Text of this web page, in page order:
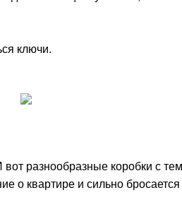
ключи.
разнообразные коробки с
о квартире и сильно бросается